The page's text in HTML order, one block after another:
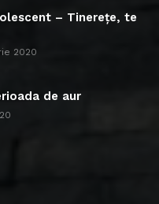
– Tinerețe, te
2020
de aur